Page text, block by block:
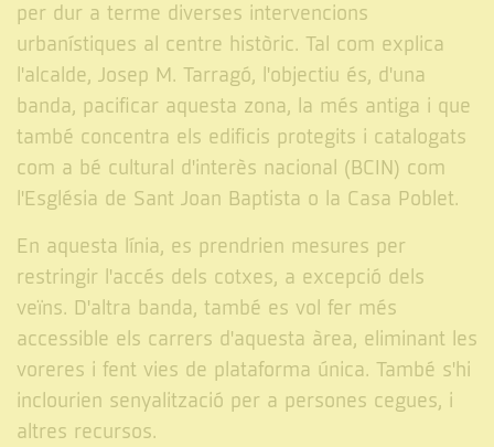
per dur a terme diverses intervencions
urbanístiques al centre històric. Tal com explica
l'alcalde, Josep M. Tarragó, l'objectiu és, d'una
banda, pacificar aquesta zona, la més antiga i que
també concentra els edificis protegits i catalogats
com a bé cultural d'interès nacional (BCIN) com
l'Església de Sant Joan Baptista o la Casa Poblet.
En aquesta línia, es prendrien mesures per
restringir l'accés dels cotxes, a excepció dels
veïns. D'altra banda, també es vol fer més
accessible els carrers d'aquesta àrea, eliminant les
voreres i fent vies de plataforma única. També s'hi
inclourien senyalització per a persones cegues, i
altres recursos.